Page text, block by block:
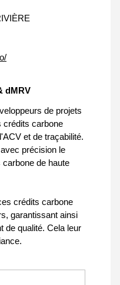
dMRV
de projets
crédits carbone
et de traçabilité.
précision le
de haute
crédits carbone
garantissant ainsi
de qualité. Cela leur